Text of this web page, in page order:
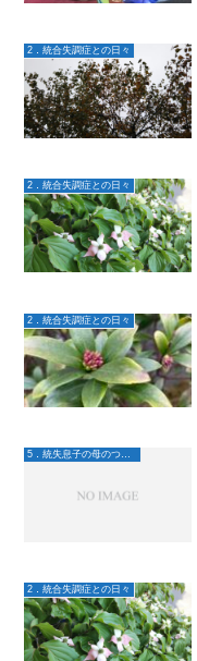
2．統合失調症との日々
2．統合失調症との日々
2．統合失調症との日々
5．統失息子の母のつぶやき
2．統合失調症との日々